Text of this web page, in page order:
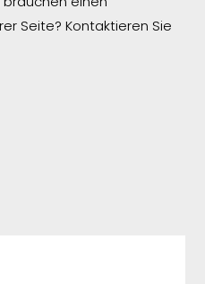
Seite? Kontaktieren Sie